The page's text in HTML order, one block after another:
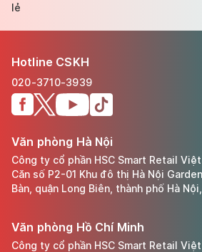
lẻ
Hotline CSKH
020-3710-3939
Văn phòng Hà Nội
Công ty cổ phần HSC Smart Retail
Căn số P2-01 Khu đô thị Hà Nội
Bàn, quận Long Biên, thành phố Hà
Văn phòng Hồ Chí Minh
Công ty cổ phần HSC Smart Retail